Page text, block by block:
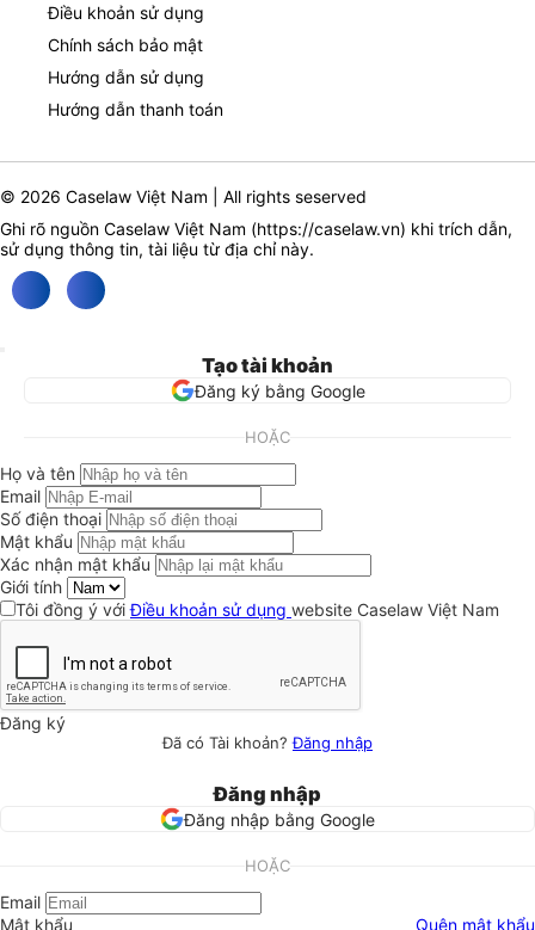
Điều khoản sử dụng
Chính sách bảo mật
Hướng dẫn sử dụng
Hướng dẫn thanh toán
© 2026 Caselaw Việt Nam | All rights seserved
Ghi rõ nguồn Caselaw Việt Nam (https://caselaw.vn) khi trích dẫn,
sử dụng thông tin, tài liệu từ địa chỉ này.
Tạo tài khoản
Đăng ký bằng Google
HOẶC
Họ và tên
Email
Số điện thoại
Mật khẩu
Xác nhận mật khẩu
Giới tính
Tôi đồng ý vớiĐiều khoản sử dụng website Caselaw Việt Nam
Đăng ký
Đã có Tài khoản?Đăng nhập
Đăng nhập
Đăng nhập bằng Google
HOẶC
Email
Mật khẩu
Quên mật khẩu